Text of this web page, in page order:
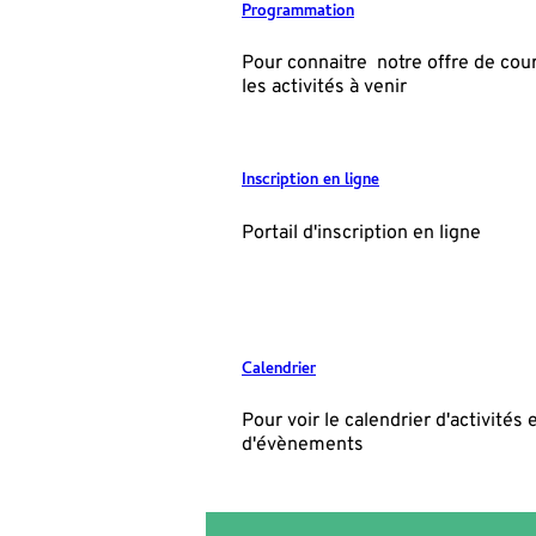
Programmation
Pour connaitre notre offre de
les activités à venir
Inscription en ligne
Portail d'inscription en ligne
Calendrier
Pour voir le calendrier d'activités
d'évènements